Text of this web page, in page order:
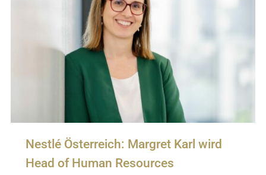
Nestlé Österreich: Margret Karl wird
Head of Human Resources